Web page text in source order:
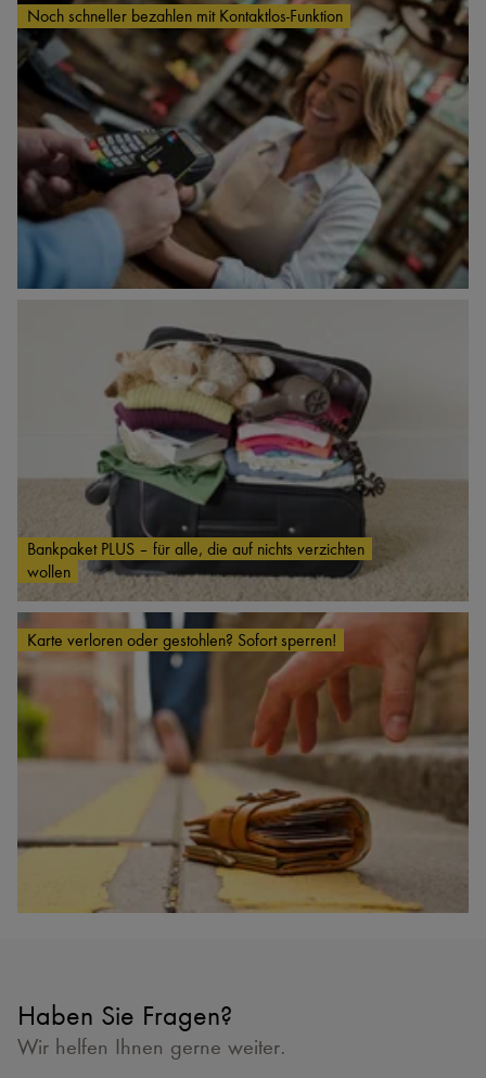
Noch schneller bezahlen mit Kontaktlos-Funktion
Bankpaket PLUS – für alle, die auf nichts verzichten
wollen
Karte verloren oder gestohlen? Sofort sperren!
Haben Sie Fragen?
Wir helfen Ihnen gerne weiter.